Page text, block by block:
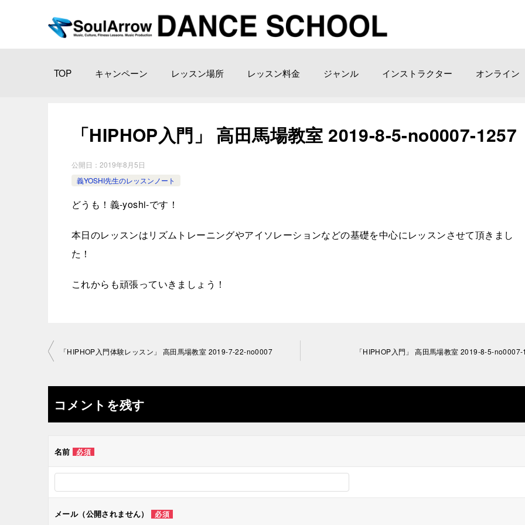
TOP キャンペーン レッスン場所 レッスン料金 ジャンル インストラクター オンライン
「HIPHOP入門」 高田馬場教室 2019-8-5-no0007-1257
公開日： 2019年8月5日
義YOSHI先生のレッスンノート
どうも！義-yoshi-です！
本日のレッスンはリズムトレーニングやアイソレーションなどの基礎を中心にレッスンさせて頂きまし
た！
これからも頑張っていきましょう！
投
ナ
ビ
ゲ
ー
「HIPHOP入門体験レッスン」 高田馬場教室 2019-7-22-no0007 「HIPHOP入門」 高田馬場教室 2019-8-5-
コメントを残す
名前 必須
メール（公開されません） 必須